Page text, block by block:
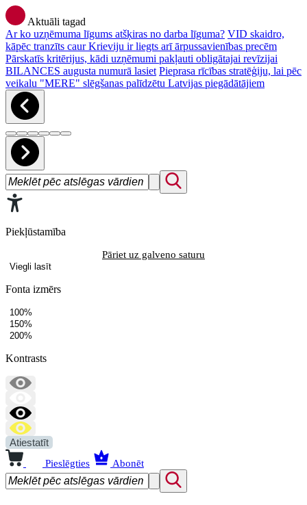
Aktuāli tagad
Ar ko uzņēmuma līgums atšķiras no darba līguma? VID skaidro,
kāpēc tranzīts caur Krieviju ir liegts arī ārpussavienības precēm
Pārskatīs kritērijus, kādi uzņēmumi pakļauti obligātajai revīzijai
BILANCES augusta numurā lasiet Pieprasa rīcības stratēģiju, lai pēc
veikalu "MERE" slēgšanas palīdzētu Latvijas piegādātājiem
Piekļūstamība
Pāriet uz galveno saturu
Viegli lasīt
Fonta izmērs
100%
150%
200%
Kontrasts
Atiestatīt
Pieslēgties Abonēt